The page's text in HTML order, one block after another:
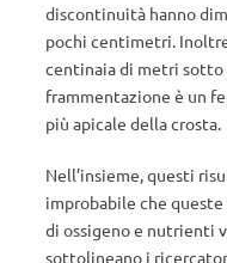
discontinuità hanno
pochi centimetri.
centinaia di metri sotto
frammentazione è un
più apicale della crosta.
Nell’insieme, questi
improbabile che
di ossigeno e nutrienti
sottolineano i